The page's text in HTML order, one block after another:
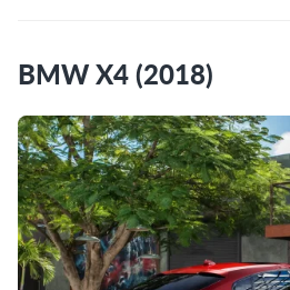
BMW X4 (2018)